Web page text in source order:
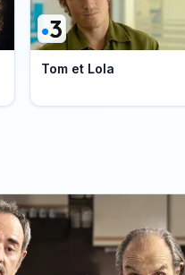
Tom et Lola